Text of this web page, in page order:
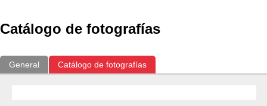
Catálogo de fotografías
General Catálogo de fotografías